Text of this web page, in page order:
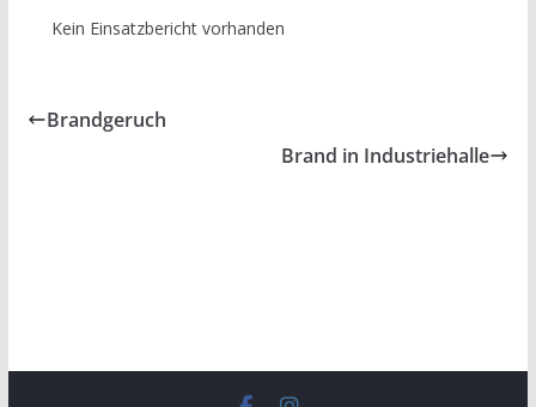
Kein Einsatzbericht vorhanden
Brandgeruch
Brand in Industriehalle